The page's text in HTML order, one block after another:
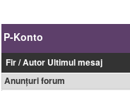
P-Konto
Fir/Autor Ultimul mesaj
Anunțuri forum